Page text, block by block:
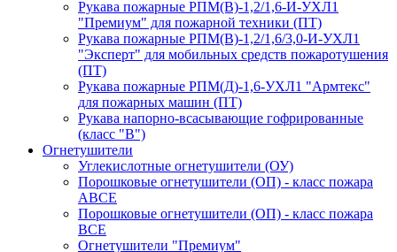
Рукава пожарные РПМ(В)-1,2/1,6-И-УХЛ1
"Премиум" для пожарной техники (ПТ)
Рукава пожарные РПМ(В)-1,2/1,6/3,0-И-УХЛ1
"Эксперт" для мобильных средств пожаротушения
(ПТ)
Рукава пожарные РПМ(Д)-1,6-УХЛ1 "Армтекс"
для пожарных машин (ПТ)
Рукава напорно-всасывающие гофрированные
(класс "В")
Огнетушители
Углекислотные огнетушители (ОУ)
Порошковые огнетушители (ОП) - класс пожара
АВСЕ
Порошковые огнетушители (ОП) - класс пожара
ВСЕ
Огнетушители "Премиум"